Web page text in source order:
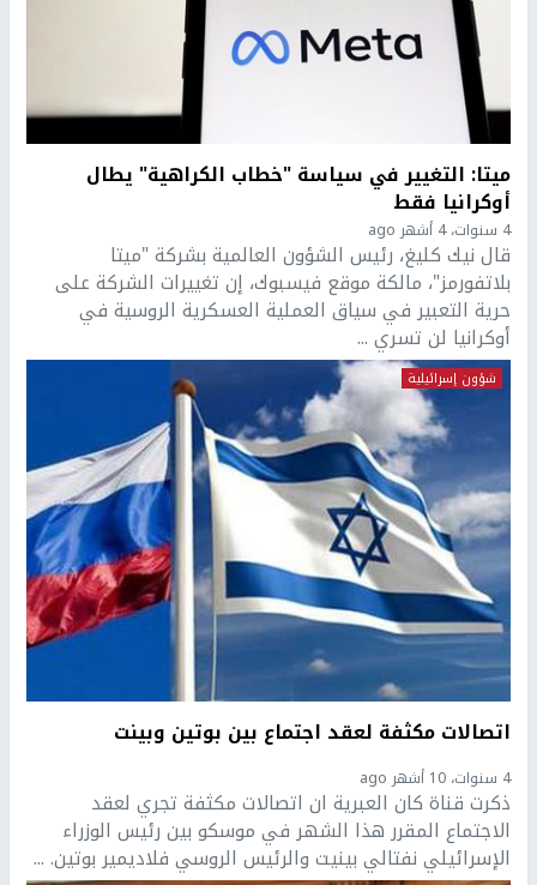
ميتا: التغيير في سياسة "خطاب الكراهية" يطال
أوكرانيا فقط
4 سنوات، 4 أشهر ago
قال نيك كليغ، رئيس الشؤون العالمية بشركة "ميتا
بلاتفورمز"، مالكة موقع فيسبوك، إن تغييرات الشركة على
حرية التعبير في سياق العملية العسكرية الروسية في
أوكرانيا لن تسري ...
شؤون إسرائيلية
اتصالات مكثفة لعقد اجتماع بين بوتين وبينت
4 سنوات، 10 أشهر ago
ذكرت قناة كان العبرية ان اتصالات مكثفة تجري لعقد
الاجتماع المقرر هذا الشهر في موسكو بين رئيس الوزراء
الإسرائيلي نفتالي بينيت والرئيس الروسي فلاديمير بوتين. ...